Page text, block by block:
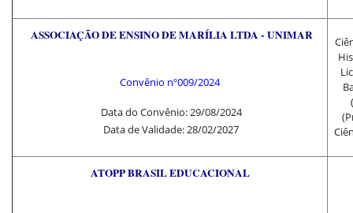
ASSOCIAÇÃO DE ENSINO DE MARÍLIA LTDA - UNIMAR
Convênio nº009/2024
Data do Convênio: 29/08/2024
Data de Validade: 28/02/2027
ATOPP BRASIL EDUCACIONAL